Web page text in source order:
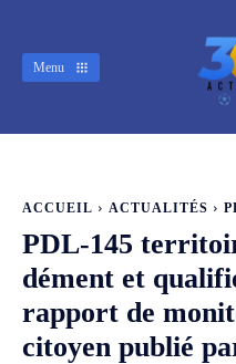
Menu
ACCUEIL ACTUALITÉS
‎PDL-145
dément et
rapport de
citoyen publié